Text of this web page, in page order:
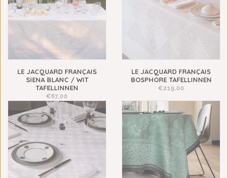
LE JACQUARD FRANÇAIS
SIENA BLANC / WIT
TAFELLINNEN
€67,00
LE JACQUARD FRANÇAIS
BOSPHORE TAFELLINNEN
€219,00